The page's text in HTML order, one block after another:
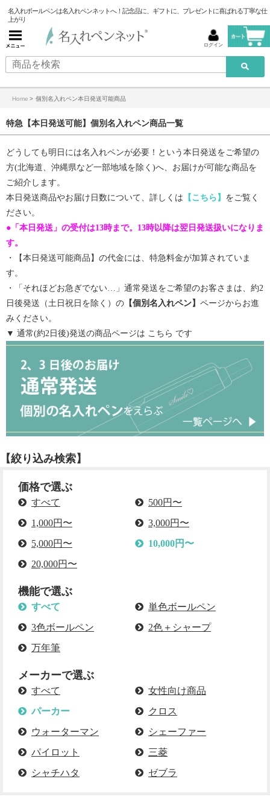
名入れボールペンは名入れペンネットへ！記念品に、ギフトに、プレゼントに喜ばれる丁寧な仕
上がり
ログイン
Home > 個別名入れペン本日発送可能商品
特急【本日発送可能】個別名入れペン商品一覧
どうしても明日には名入れペンが必要！という本日発送をご希望の
方(北海道、沖縄県など一部地域を除く)へ、お届けが可能な商品を
ご紹介します。
本日発送商品やお届け日数について、詳しくは 【こちら】 をご覧く
ださい。
●「本日発送」の受付は13時まで。13時以降は翌日発送扱いになりま
す。
・【本日発送可能商品 】の代金には、特急料金が加算されていま
す。
・「それほどお急ぎでない…」通常発送をご希望のお客さまは、約2
日後発送（土日祝日を除く）の 【個別名入れペン】 ページからお進
みください。
▼ 通常(約2日後)発送の商品ページは こちら です
【絞り込み検索】
価格で選ぶ
すべて
500円〜
1,000円〜
3,000円〜
5,000円〜
10,000円〜
20,000円〜
機能で選ぶ
すべて
単色ボールペン
3色ボールペン
2色＋シャープ
万年筆
メーカーで選ぶ
すべて
女性向け商品
パーカー
クロス
ウォーターマン
シェーファー
パイロット
三菱
シャチハタ
ゼブラ